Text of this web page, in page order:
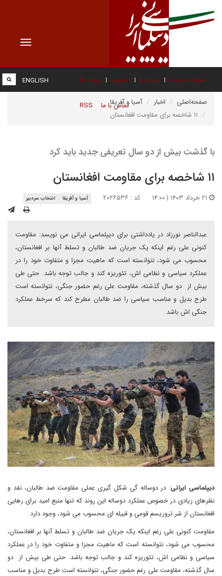
Toggle
صفحه نخست درباره ما عضویت پیوند ها
تماس با ما RSS
ENGLISH
صفحه‌اصلی اخبار
آسیا و آفریقا
۱۱ شاخصه برای مقاومت افغانستان
با گذشت بیش از دو سال تعریفی جدید باید کرد
۱۱ شاخصه برای مقاومت افغانستان
کد : ۲۰۲۶۵۳۶ آسیا و آفریقا انتخاب سردبیر
عبدالناصر نورزاد در یادداشتی برای دیپلماسی ایرانی می نویسد: مقاومت
کنونی علی رغم اینکه یک جریان ضد طالبان و تسلط آنها بر افغانستان،
محسوب می شود، نتوانسته است که ماهیت مجزا و متفاوت خود را در
عملکرد سیاسی و نظامی اش، تئوریزه کند و جالب توجه باشد. حتی طی
بیش از دو سال گذشته، مقاومت علی رغم حضور جنگی، نتوانسته است
طرح بدیل و مناسب سیاسی را ضد طالبان مطرح کند که سرخط عملکرد
جنگی اش باشد.
دیپلماسی ایرانی: در دوساله گی شکل گیری عملی مقاومت ضد طالبان، نقد و
نظرهای زیادی در خصوص عملکرد دوساله این روند که تنها منبع امید برای رهایی
افغانستان از شر تروریسم قومی و قبیله ای محسوب می شود، وجود دارد.
مقاومت کنونی علی رغم اینکه یک جریان ضد طالبان و تسلط آنها بر افغانستان،
محسوب می شود، نتوانسته است که ماهیت مجزا و متفاوت خود را در عملکرد
سیاسی و نظامی اش، تئوریزه کند و جالب توجه باشد. حتی طی بیش از دو
سال گذشته، مقاومت علی رغم حضور جنگی، نتوانسته است طرح بدیل و مناسب